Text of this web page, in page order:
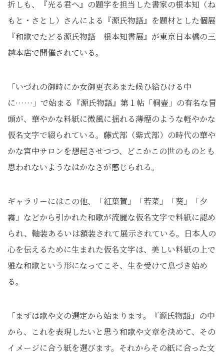
折しも、『光る君へ』の題字を担当した書家の根本知（ね
もと・さとし）さんによる『源氏物語』を題材とした個展
『和歌でたどる源氏物語 根本知書展』が東京日本橋の三
越本店で開催されている。
「いづれの御時にか女御更衣あまた候ひ給ひける中
に……」で始まる『源氏物語』第１帖「桐壷」の有名な冒
頭が、華やかな料紙に微風に揺れる薄煙のような軽やかな
仮名文字で綴られている。藤式部（紫式部）の時代の華や
かな宮中サロンを想起させつつ、どこかこの世のものとも
思われないようなはかなさが感じられる。
ギャラリーにはこの他、「紅葉賀」「若菜」「葵」「夕
霧」などから引かれた和歌が流麗な仮名文字で料紙に認め
られ、軸装あるいは額装されて展示されている。日本人の
心を伝えるために生まれた仮名文字は、美しい料紙の上で
雅な和歌という形になってこそ、生を受けて息づき始め
る。
「まずは歌や文の選定から始まります。『源氏物語』の中
から、これを表現したいと思う和歌や文章を決めて、その
イメージに合う紙を選びます。それからその紙に合った文